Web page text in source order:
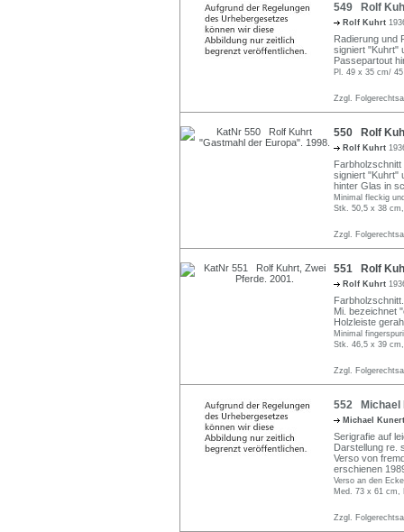
549 Rolf
Rolf Kuhrt
Radierung und
signiert "Kuhrt"
Passepartout
Pl. 49 x 35 cm/
Zzgl.
550 Rolf
Rolf Kuhrt
Farbholzschnitt
signiert "Kuhrt"
hinter Glas in
Minimal fleckig
Stk. 50,5 x 38
Zzgl.
551 Rolf
Rolf Kuhrt
Mi. bezeichnet
Holzleiste
Minimal
Stk. 46,5 x 39
Zzgl.
552 Michael
Michael
Serigrafie auf
Darstellung re.
Verso von
erschienen
Verso an den
Med. 73 x 61 cm,
Zzgl.